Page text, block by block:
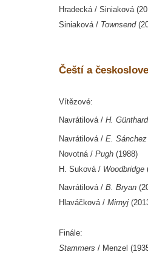
Hradecká / Siniaková
Siniaková / Townsend
Čeští a
Vítězové:
Navrátilová / H.
Navrátilová / E. Sánchez
Novotná / Pugh (1988)
H. Suková / Woodbridge
Navrátilová / B. Bryan
Hlaváčková / Mirnyj
Finále:
Stammers / Menzel